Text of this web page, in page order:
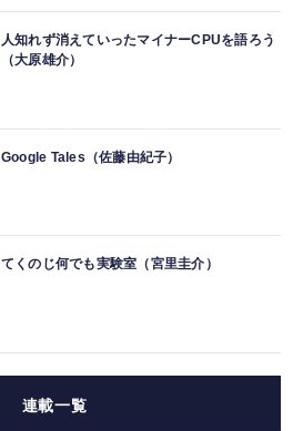
人知れず消えていったマイナーCPUを語ろう
（大原雄介）
Google Tales（佐藤由紀子）
てくのじ何でも実験室（宮里圭介）
連載一覧